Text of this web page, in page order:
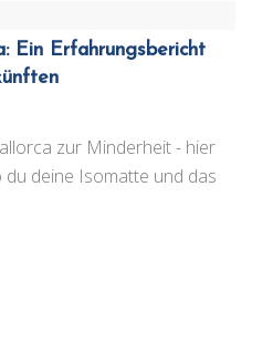
Ein Erfahrungsbericht
zur Minderheit - hier
du deine Isomatte und das